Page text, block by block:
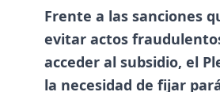
Frente a las sanciones
evitar actos
acceder al subsidio, el
la necesidad de fijar